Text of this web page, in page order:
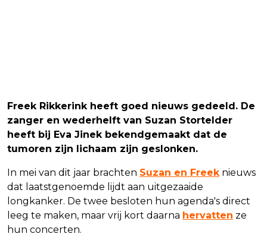
Freek Rikkerink heeft goed nieuws gedeeld. De
zanger en wederhelft van Suzan Stortelder
heeft bij Eva Jinek bekendgemaakt dat de
tumoren zijn lichaam zijn geslonken.
In mei van dit jaar brachten Suzan en Freeknieuws
dat laatstgenoemde lijdt aan uitgezaaide
longkanker. De twee besloten hun agenda's direct
leeg te maken, maar vrij kort daarna hervatten ze
hun concerten.